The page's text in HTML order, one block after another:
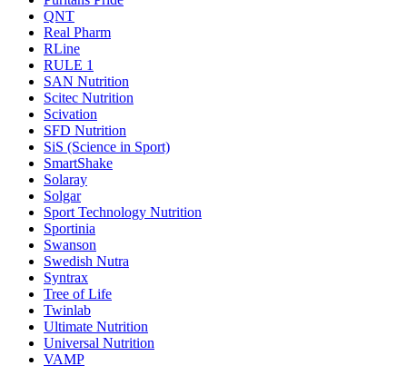
QNT
Real Pharm
RLine
RULE 1
SAN Nutrition
Scitec Nutrition
Scivation
SFD Nutrition
SiS (Science in Sport)
SmartShake
Solaray
Solgar
Sport Technology Nutrition
Sportinia
Swanson
Swedish Nutra
Syntrax
Tree of Life
Twinlab
Ultimate Nutrition
Universal Nutrition
VAMP